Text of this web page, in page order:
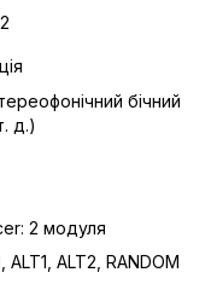
бічний
д.)
2 модуля
ALT2, RANDOM